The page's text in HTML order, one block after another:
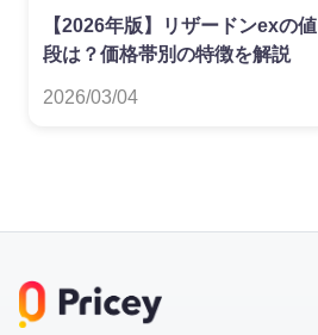
【2026年版】リザードンexの値
段は？価格帯別の特徴を解説
2026/03/04